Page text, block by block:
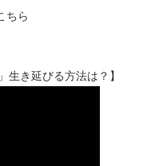
ちら
生き延びる方法は？】